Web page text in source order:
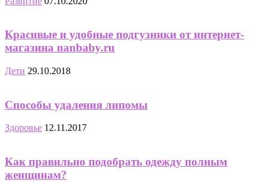
Красивые и удобные подгузники от интернет-
магазина nanbaby.ru
Дети 29.10.2018
Способы удаления липомы
Здоровье 12.11.2017
Как правильно подобрать одежду полным
женщинам?